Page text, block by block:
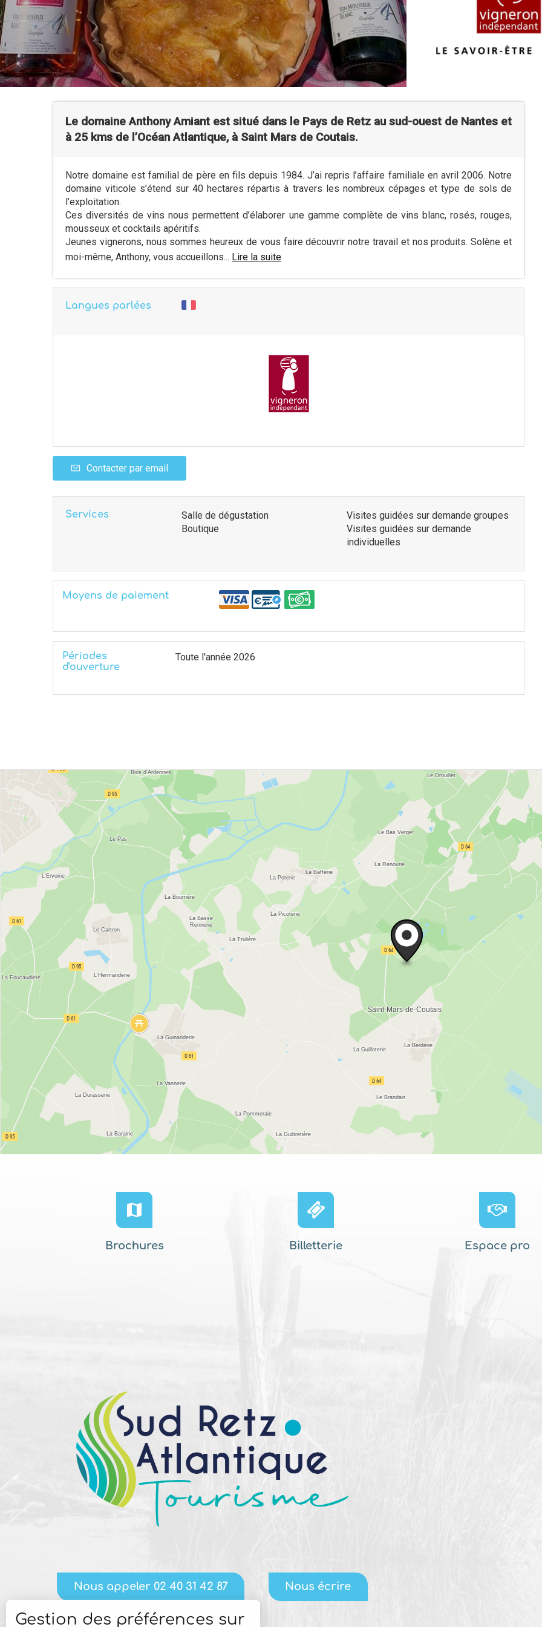
Le domaine Anthony Amiant est situé dans le Pays de Retz au sud-ouest de Nantes et
à 25 kms de l’Océan Atlantique, à Saint Mars de Coutais.
Notre domaine est familial de père en fils depuis 1984. J’ai repris l’affaire familiale en avril 2006. Notre
domaine viticole s’étend sur 40 hectares répartis à travers les nombreux cépages et type de sols de
l’exploitation.
Ces diversités de vins nous permettent d’élaborer une gamme complète de vins blanc, rosés, rouges,
mousseux et cocktails apéritifs.
Jeunes vignerons, nous sommes heureux de vous faire découvrir notre travail et nos produits. Solène et
moi-même, Anthony, vous accueillons... Lire la suite
Langues parlées
Contacter par email
Services
Salle de dégustation
Boutique
Visites guidées sur demande groupes
Visites guidées sur demande
individuelles
Moyens de paiement
Périodes
d'ouverture
Toute l'année 2026
Brochures Billetterie Espace pro
Nous appeler 02 40 31 42 87 Nous écrire
Gestion des préférences sur